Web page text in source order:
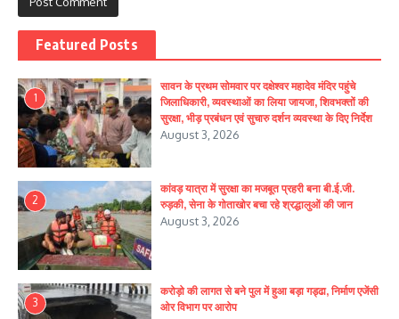
Featured Posts
1
सावन के प्रथम सोमवार पर दक्षेश्वर महादेव मंदिर पहुंचे
जिलाधिकारी, व्यवस्थाओं का लिया जायजा, शिवभक्तों की
सुरक्षा, भीड़ प्रबंधन एवं सुचारु दर्शन व्यवस्था के दिए निर्देश
August 3, 2026
2
कांवड़ यात्रा में सुरक्षा का मजबूत प्रहरी बना बी.ई.जी.
रुड़की, सेना के गोताखोर बचा रहे श्रद्धालुओं की जान
August 3, 2026
3
करोड़ो की लागत से बने पुल में हुआ बड़ा गड्ढा, निर्माण एजेंसी
ओर विभाग पर आरोप